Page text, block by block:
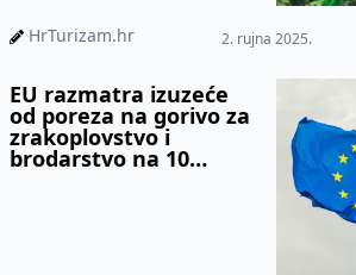
HrTurizam.hr 2. rujna 2025.
EU razmatra izuzeće
od poreza na gorivo za
zrakoplovstvo i
brodarstvo na 10